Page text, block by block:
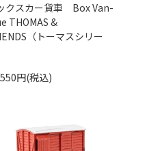
クスカー貨車 Box Van-
THOMAS &
（トーマスシリー
円(税込)